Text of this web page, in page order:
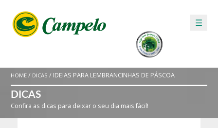
☰
HOME / DICAS / IDEIAS PARA LEMBRANCINHAS DE PÁSCOA
DICAS
Confira as dicas para deixar o seu dia mais fácil!